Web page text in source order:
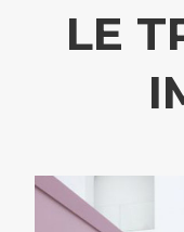
LE